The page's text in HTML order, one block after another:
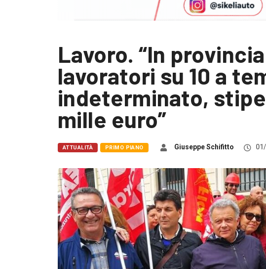
Lavoro. “In
lavoratori su 10 a
indeterminato,
mille euro”
ATTUALITÀ PRIMO PIANO Giuseppe Schifitto